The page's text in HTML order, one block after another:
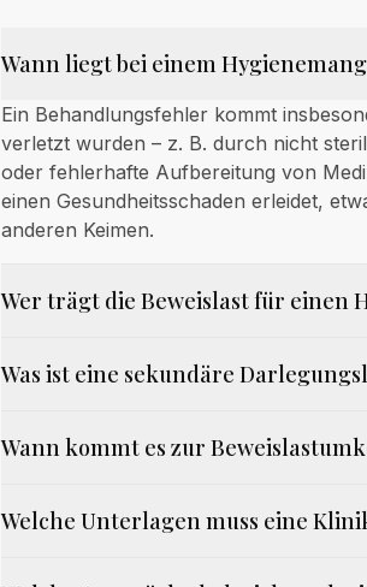
Wann liegt bei einem
Ein Behandlungsfehler kommt
verletzt wurden – z. B. durch nicht
oder fehlerhafte Aufbereitung von
einen Gesundheitsschaden erleidet,
anderen Keimen.
Wer trägt die Beweislast für einen
Was ist eine sekundäre
Wann kommt es zur
Welche Unterlagen muss eine